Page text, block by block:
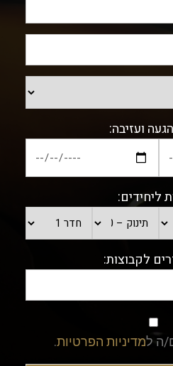
ועזיבה:
ליחידים:
לקבוצות:
ה למדיניות הפרטיות.